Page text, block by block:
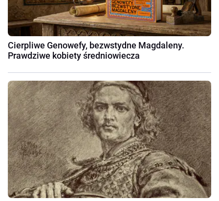
Cierpliwe Genowefy, bezwstydne Magdaleny.
Prawdziwe kobiety średniowiecza